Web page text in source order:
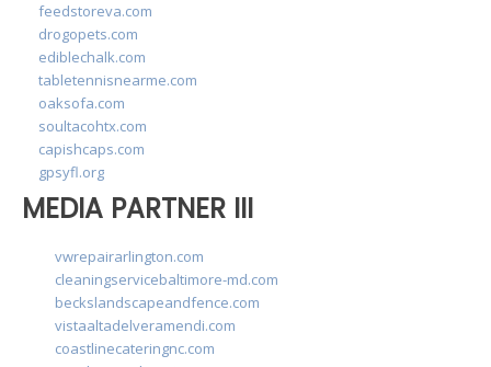
feedstoreva.com
drogopets.com
ediblechalk.com
tabletennisnearme.com
oaksofa.com
soultacohtx.com
capishcaps.com
gpsyfl.org
MEDIA PARTNER III
vwrepairarlington.com
cleaningservicebaltimore-md.com
beckslandscapeandfence.com
vistaaltadelveramendi.com
coastlinecateringnc.com